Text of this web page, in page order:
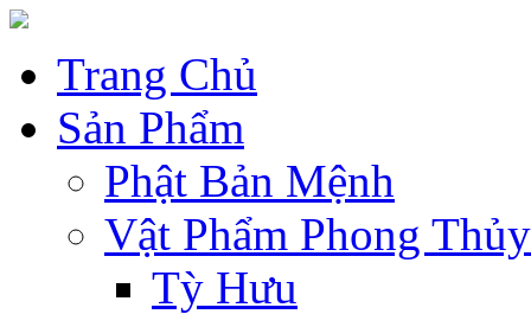
Trang Chủ
Sản Phẩm
Phật Bản Mệnh
Vật Phẩm Phong Thủy
Tỳ Hưu